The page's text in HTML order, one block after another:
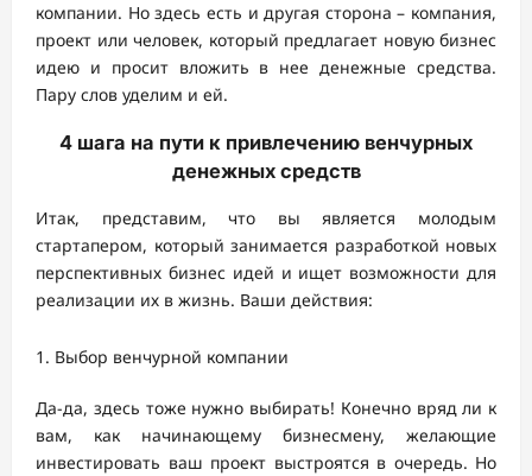
компании. Но здесь есть и другая сторона – компания,
проект или человек, который предлагает новую бизнес
идею и просит вложить в нее денежные средства.
Пару слов уделим и ей.
4 шага на пути к привлечению венчурных
денежных средств
Итак, представим, что вы является молодым
стартапером, который занимается разработкой новых
перспективных бизнес идей и ищет возможности для
реализации их в жизнь. Ваши действия:
Выбор венчурной компании
Да-да, здесь тоже нужно выбирать! Конечно вряд ли к
вам, как начинающему бизнесмену, желающие
инвестировать ваш проект выстроятся в очередь. Но